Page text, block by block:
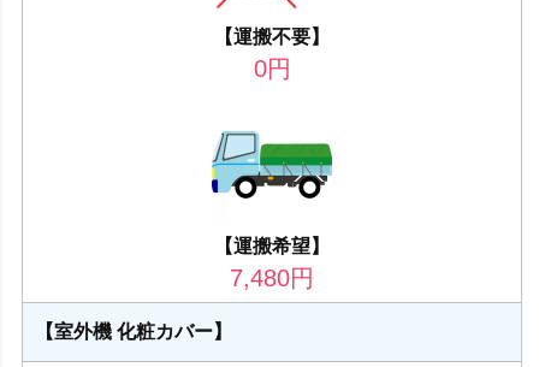
【運搬不要】
0円
【運搬希望】
7,480円
【室外機 化粧カバー】